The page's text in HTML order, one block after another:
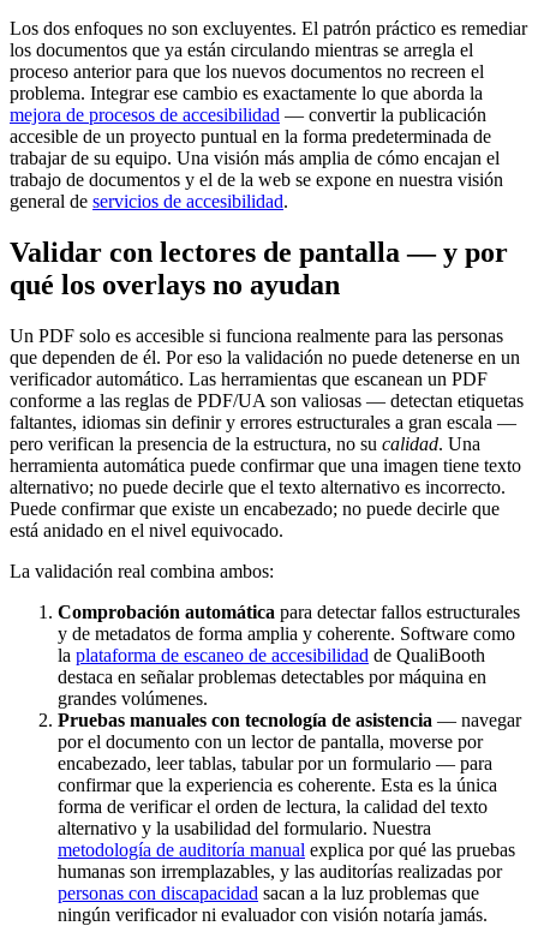
Los dos enfoques no son excluyentes. El patrón práctico es remediar
los documentos que ya están circulando mientras se arregla el
proceso anterior para que los nuevos documentos no recreen el
problema. Integrar ese cambio es exactamente lo que aborda la
mejora de procesos de accesibilidad — convertir la publicación
accesible de un proyecto puntual en la forma predeterminada de
trabajar de su equipo. Una visión más amplia de cómo encajan el
trabajo de documentos y el de la web se expone en nuestra visión
general de servicios de accesibilidad.
Validar con lectores de pantalla — y por
qué los overlays no ayudan
Un PDF solo es accesible si funciona realmente para las personas
que dependen de él. Por eso la validación no puede detenerse en un
verificador automático. Las herramientas que escanean un PDF
conforme a las reglas de PDF/UA son valiosas — detectan etiquetas
faltantes, idiomas sin definir y errores estructurales a gran escala —
pero verifican la presencia de la estructura, no su calidad. Una
herramienta automática puede confirmar que una imagen tiene texto
alternativo; no puede decirle que el texto alternativo es incorrecto.
Puede confirmar que existe un encabezado; no puede decirle que
está anidado en el nivel equivocado.
La validación real combina ambos:
Comprobación automática para detectar fallos estructurales
y de metadatos de forma amplia y coherente. Software como
la plataforma de escaneo de accesibilidad de QualiBooth
destaca en señalar problemas detectables por máquina en
grandes volúmenes.
Pruebas manuales con tecnología de asistencia — navegar
por el documento con un lector de pantalla, moverse por
encabezado, leer tablas, tabular por un formulario — para
confirmar que la experiencia es coherente. Esta es la única
forma de verificar el orden de lectura, la calidad del texto
alternativo y la usabilidad del formulario. Nuestra
metodología de auditoría manual explica por qué las pruebas
humanas son irremplazables, y las auditorías realizadas por
personas con discapacidad sacan a la luz problemas que
ningún verificador ni evaluador con visión notaría jamás.